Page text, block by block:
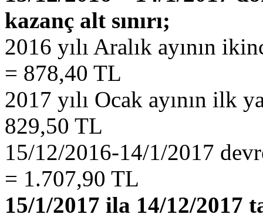
kazanç alt sınırı;
2016 yılı Aralık ayının
= 878,40 TL
2017 yılı Ocak ayının ilk
829,50 TL
15/12/2016-14/1/2017
= 1.707,90 TL
15/1/2017 ila 14/12/2017